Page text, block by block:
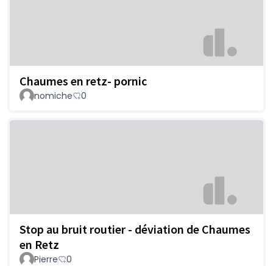
Chaumes en retz- pornic
nomiche 0
Stop au bruit routier - déviation de Chaumes
en Retz
Pierre 0